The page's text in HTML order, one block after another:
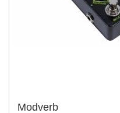
Modverb